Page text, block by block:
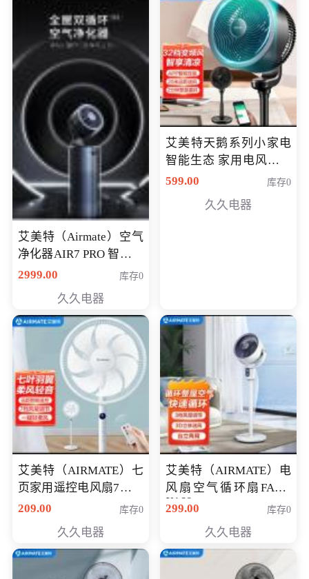
艾美特（Airmate）空气
净化器AIR7 PRO 智能全
屋空气循环负离子旗舰
2999.00 库存0
久久电器
艾美特天鹅系列小家电
智能生态 家用电风扇直
流变频节能轻音空气循
鹅，白天鹅智能)
599.00 库存0
久久电器
艾美特（AIRMATE）七
页家用遥控电风扇7档风
量空气循环摇头立式落
定时落地式风扇CS35-
R20
209.00 库存0
久久电器
艾美特（AIRMATE）电
风扇空气循环扇FA18-
X168
299.00 库存0
久久电器